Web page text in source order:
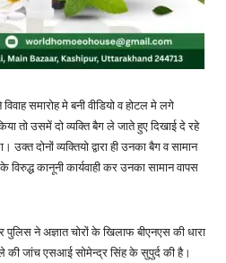
समारोह मे बनी वीडियो व होटल मे लगे
तो उसमें दो व्यक्ति बैग ले जाते हुए दिखाई दे रहे
उक्त दोनों व्यक्तियो द्वारा ही उनका बैग व सामान
विरुद्ध कानूनी कार्यवाही कर उनका सामान वापस
ने अज्ञात चोरों के खिलाफ बीएनएस की धारा
जांच एसआई सोमेन्द्र सिंह के सुपुर्द की है।